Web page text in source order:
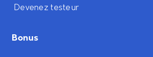
Devenez testeur
Bonus